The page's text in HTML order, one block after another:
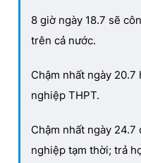
8 giờ ngày 18.7 sẽ
trên cả nước.
Chậm nhất ngày
nghiệp THPT.
Chậm nhất ngày
nghiệp tạm thời; trả